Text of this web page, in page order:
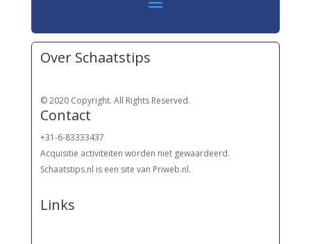
Over Schaatstips
© 2020 Copyright. All Rights Reserved.
Contact
+31-6-83333437
Acquisitie activiteiten worden niet gewaardeerd.
Schaatstips.nl is een site van Priweb.nl.
Links